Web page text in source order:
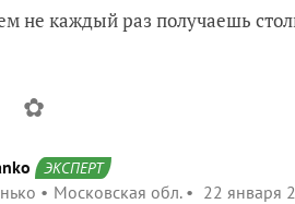
не каждый раз получаешь
✿
ЭКСПЕРТ
Московская обл. 22 января